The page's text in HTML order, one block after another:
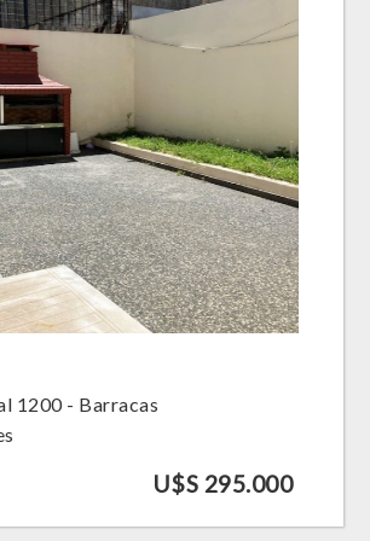
1200 - Barracas
U$S 295.000